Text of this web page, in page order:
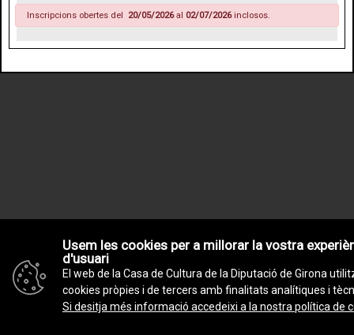
Inscripcions obertes del 20/05/2026al 02/07/2026inclosos.
Usem les cookies per a millorar la vostra
d'usuari
El web de la Casa de Cultura de la Diputació de Girona
cookies pròpies i de tercers amb finalitats analítiques i
Si desitja més informació accedeixi a la nostra política de